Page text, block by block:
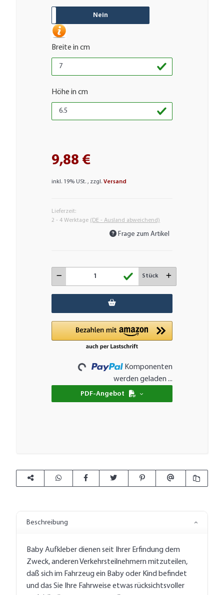
Nein
Breite in cm
Höhe in cm
9,88 €
inkl. 19% USt. , zzgl.Versand
Lieferzeit:
2 - 4 Werktage (DE - Ausland abweichend)
Frage zum Artikel
Stück
Loading...
Komponenten
werden geladen ...
PDF-Angebot
Beschreibung
Baby Aufkleber dienen seit Ihrer Erfindung dem
Zweck, anderen Verkehrsteilnehmern mitzuteilen,
daß sich im Fahrzeug ein Baby oder Kind befindet
und das Sie Ihre Fahrweise etwas rücksichtsvoller